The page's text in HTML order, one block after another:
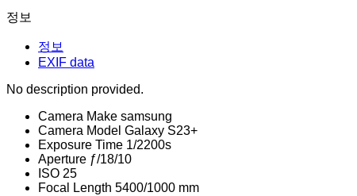
정보
정보
EXIF data
No description provided.
Camera Make samsung
Camera Model Galaxy S23+
Exposure Time 1/2200s
Aperture ƒ/18/10
ISO 25
Focal Length 5400/1000 mm